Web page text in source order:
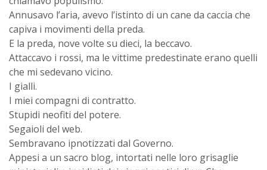
Annusavo l’aria, avevo l’istinto di un cane da caccia che
capiva i movimenti della preda.
E la preda, nove volte su dieci, la beccavo.
Attaccavo i rossi, ma le vittime predestinate erano quelli
che mi sedevano vicino.
I gialli.
I miei compagni di contratto.
Stupidi neofiti del potere.
Segaioli del web.
Sembravano ipnotizzati dal Governo.
Appesi a un sacro blog, intortati nelle loro grisaglie